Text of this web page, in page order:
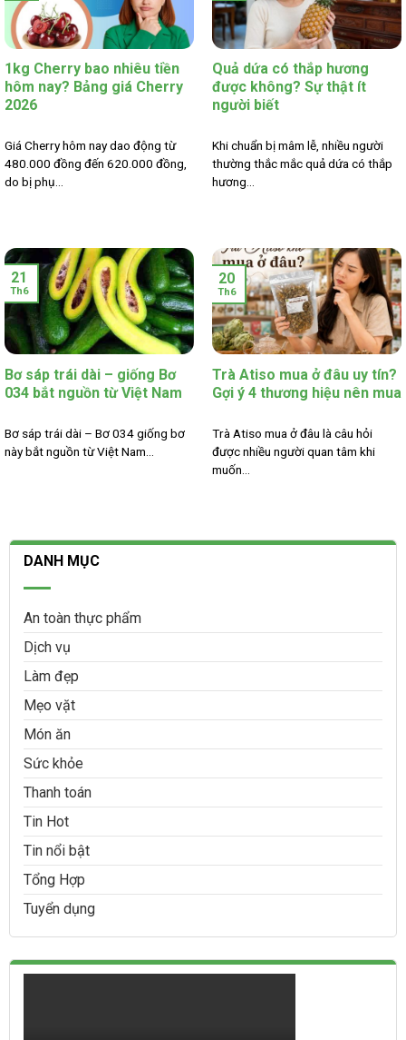
1kg Cherry bao nhiêu tiền
hôm nay? Bảng giá Cherry
2026
Giá Cherry hôm nay dao động từ
480.000 đồng đến 620.000 đồng,
do bị phụ...
Quả dứa có thắp hương
được không? Sự thật ít
người biết
Khi chuẩn bị mâm lễ, nhiều người
thường thắc mắc quả dứa có thắp
hương...
Bơ sáp trái dài – giống Bơ
034 bắt nguồn từ Việt Nam
Bơ sáp trái dài – Bơ 034 giống bơ
này bắt nguồn từ Việt Nam...
21
Th6
Trà Atiso mua ở đâu uy tín?
Gợi ý 4 thương hiệu nên mua
Trà Atiso mua ở đâu là câu hỏi
được nhiều người quan tâm khi
muốn...
20
Th6
DANH MỤC
An toàn thực phẩm
Dịch vụ
Làm đẹp
Mẹo vặt
Món ăn
Sức khỏe
Thanh toán
Tin Hot
Tin nổi bật
Tổng Hợp
Tuyển dụng